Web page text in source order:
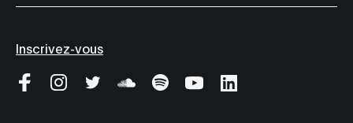
Inscrivez-vous